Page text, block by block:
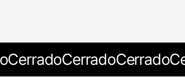
CerradoCerradoCerrado